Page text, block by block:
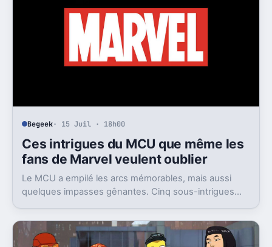
Begeek· 15 Juil · 18h00
Ces intrigues du MCU que même les
fans de Marvel veulent oublier
Le MCU a empilé les arcs mémorables, mais aussi
quelques impasses gênantes. Cinq sous-intrigues